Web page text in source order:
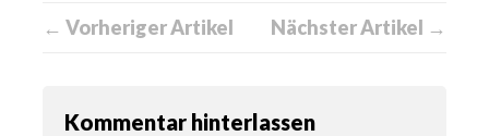
← Vorheriger Artikel Nächster Artikel →
Kommentar hinterlassen